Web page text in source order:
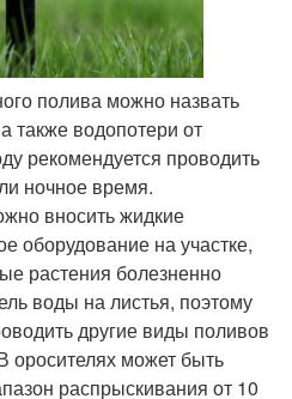
полива можно назвать
также водопотери от
рекомендуется проводить
ночное время.
вносить жидкие
оборудование на участке,
растения болезненно
воды на листья, поэтому
другие виды поливов
оросителях может быть
распрыскивания от 10